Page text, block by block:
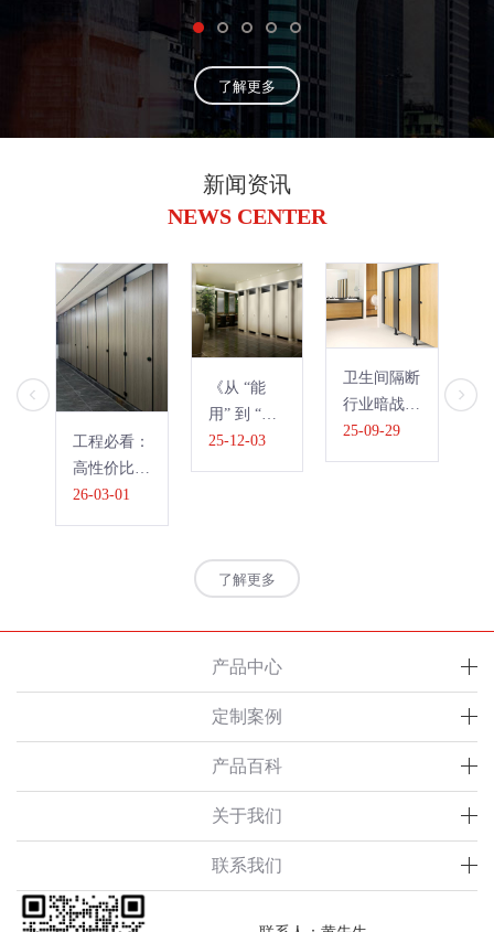
了解更多
新闻资讯
NEWS CENTER
工程必看：
高性价比公
共卫生间隔
断推荐
26-03-01
《从 “能
用” 到 “好
用”：公共
25-12-03
卫生间隔断
行业暗战：
抗倍特板为
25-09-29
了解更多
产品中心
定制案例
产品百科
关于我们
联系我们